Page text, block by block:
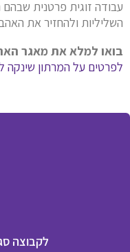
עבודה זוגית פרטנית
השליליות ולהחזיר את
בואו למלא את מאגר
לפרטים על המרתון
לקבוצה